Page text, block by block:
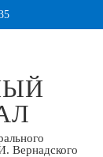
Вернадского